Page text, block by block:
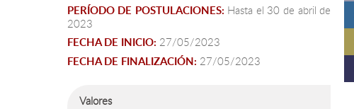
PERÍODO DE POSTULACIONES: Hasta el 30 de abril de
2023
FECHA DE INICIO: 27/05/2023
FECHA DE FINALIZACIÓN: 27/05/2023
Valores